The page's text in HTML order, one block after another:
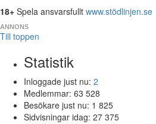
18+ Spela ansvarsfullt www.stödlinjen.se
ANNONS
Till toppen
Statistik
Inloggade just nu: 2
Medlemmar: 63 528
Besökare just nu: 1 825
Sidvisningar idag: 27 375